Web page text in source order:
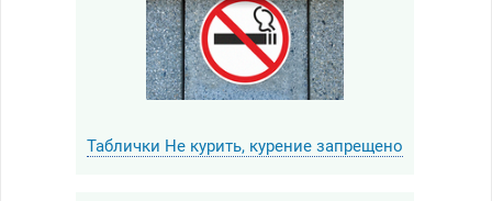
Таблички Не курить, курение запрещено